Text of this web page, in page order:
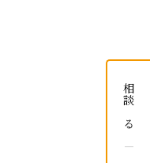
相談する